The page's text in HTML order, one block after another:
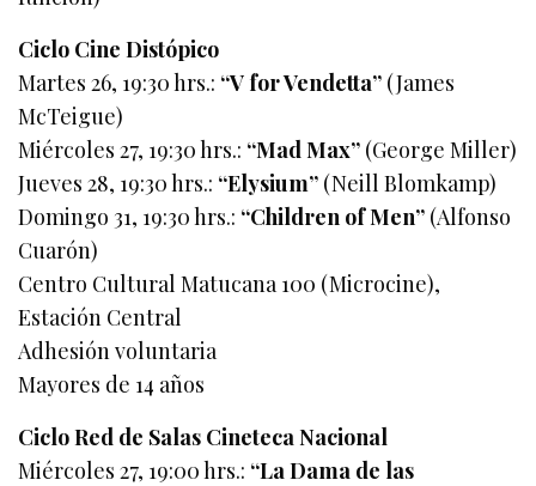
Ciclo Cine Distópico
Martes 26, 19:30 hrs.: “V for Vendetta” (James
McTeigue)
Miércoles 27, 19:30 hrs.: “Mad Max” (George Miller)
Jueves 28, 19:30 hrs.: “Elysium” (Neill Blomkamp)
Domingo 31, 19:30 hrs.: “Children of Men” (Alfonso
Cuarón)
Centro Cultural Matucana 100 (Microcine),
Estación Central
Adhesión voluntaria
Mayores de 14 años
Ciclo Red de Salas Cineteca Nacional
Miércoles 27, 19:00 hrs.: “La Dama de las